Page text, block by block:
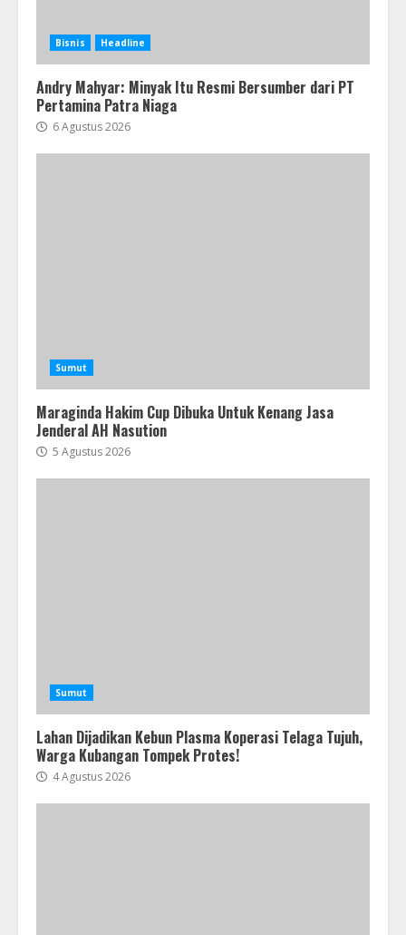
Bisnis Headline
Andry Mahyar: Minyak Itu Resmi Bersumber dari PT
Pertamina Patra Niaga
6 Agustus 2026
Sumut
Maraginda Hakim Cup Dibuka Untuk Kenang Jasa
Jenderal AH Nasution
5 Agustus 2026
Sumut
Lahan Dijadikan Kebun Plasma Koperasi Telaga Tujuh,
Warga Kubangan Tompek Protes!
4 Agustus 2026